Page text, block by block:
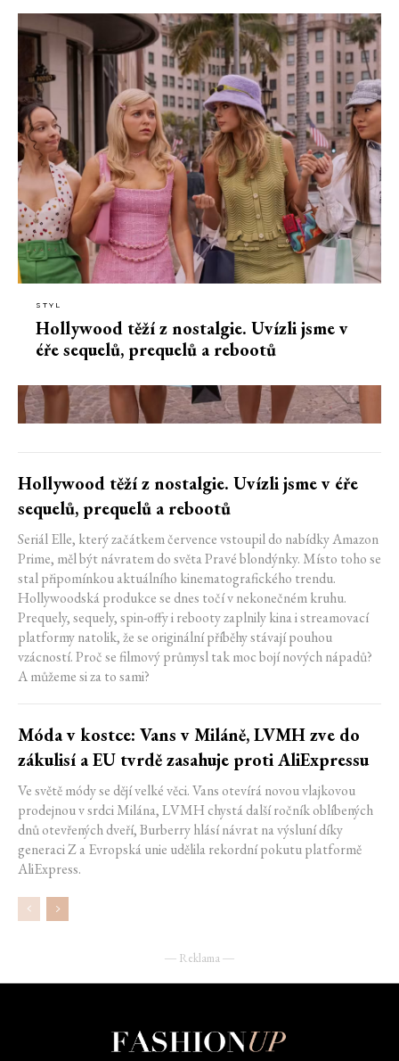
STYL
Hollywood těží z nostalgie. Uvízli jsme v
éře sequelů, prequelů a rebootů
Hollywood těží z nostalgie. Uvízli jsme v éře
sequelů, prequelů a rebootů
Seriál Elle, který začátkem července vstoupil do nabídky Amazon
Prime, měl být návratem do světa Pravé blondýnky. Místo toho se
stal připomínkou aktuálního kinematografického trendu.
Hollywoodská produkce se dnes točí v nekonečném kruhu.
Prequely, sequely, spin-offy i rebooty zaplnily kina i streamovací
platformy natolik, že se originální příběhy stávají pouhou
vzácností. Proč se filmový průmysl tak moc bojí nových nápadů?
A můžeme si za to sami?
Móda v kostce: Vans v Miláně, LVMH zve do
zákulisí a EU tvrdě zasahuje proti AliExpressu
Ve světě módy se dějí velké věci. Vans otevírá novou vlajkovou
prodejnou v srdci Milána, LVMH chystá další ročník oblíbených
dnů otevřených dveří, Burberry hlásí návrat na výsluní díky
generaci Z a Evropská unie udělila rekordní pokutu platformě
AliExpress.
― Reklama ―